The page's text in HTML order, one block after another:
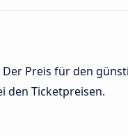
Der Preis für den
den Ticketpreisen.